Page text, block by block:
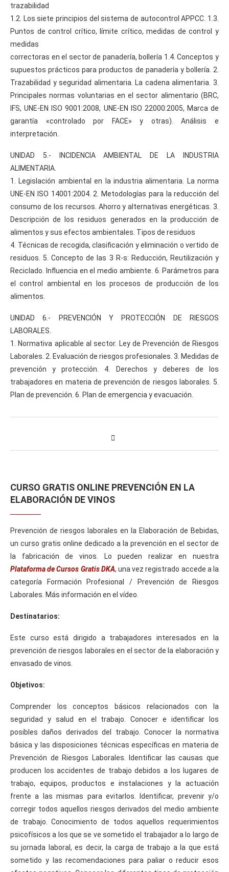
trazabilidad
1.2. Los siete principios del sistema de autocontrol APPCC. 1.3.
Puntos de control crítico, límite crítico, medidas de control y
medidas
correctoras en el sector de panadería, bollería 1.4. Conceptos y
supuestos prácticos para productos de panadería y bollería. 2.
Trazabilidad y seguridad alimentaria. La cadena alimentaria. 3.
Principales normas voluntarias en el sector alimentario (BRC,
IFS, UNE-EN ISO 9001:2008, UNE-EN ISO 22000:2005, Marca de
garantía «controlado por FACE» y otras). Análisis e
interpretación.
UNIDAD 5.- INCIDENCIA AMBIENTAL DE LA INDUSTRIA
ALIMENTARIA.
1. Legislación ambiental en la industria alimentaria. La norma
UNE-EN ISO 14001:2004. 2. Metodologías para la reducción del
consumo de los recursos. Ahorro y alternativas energéticas. 3.
Descripción de los residuos generados en la producción de
alimentos y sus efectos ambientales. Tipos de residuos
4. Técnicas de recogida, clasificación y eliminación o vertido de
residuos. 5. Concepto de las 3 R-s: Reducción, Reutilización y
Reciclado. Influencia en el medio ambiente. 6. Parámetros para
el control ambiental en los procesos de producción de los
alimentos.
UNIDAD 6.- PREVENCIÓN Y PROTECCIÓN DE RIESGOS
LABORALES.
1. Normativa aplicable al sector. Ley de Prevención de Riesgos
Laborales. 2. Evaluación de riesgos profesionales. 3. Medidas de
prevención y protección. 4. Derechos y deberes de los
trabajadores en materia de prevención de riesgos laborales. 5.
Plan de prevención. 6. Plan de emergencia y evacuación.
CURSO GRATIS ONLINE PREVENCIÓN EN LA
ELABORACIÓN DE VINOS
Prevención de riesgos laborales en la Elaboración de Bebidas,
un curso gratis online dedicado a la prevención en el sector de
la fabricación de vinos. Lo pueden realizar en nuestra
Plataforma de Cursos Gratis DKA, una vez registrado accede a la
categoría Formación Profesional / Prevención de Riesgos
Laborales. Más información en el vídeo.
Destinatarios:
Este curso está dirigido a trabajadores interesados en la
prevención de riesgos laborales en el sector de la elaboración y
envasado de vinos.
Objetivos:
Comprender los conceptos básicos relacionados con la
seguridad y salud en el trabajo. Conocer e identificar los
posibles daños derivados del trabajo. Conocer la normativa
básica y las disposiciones técnicas específicas en materia de
Prevención de Riesgos Laborales. Identificar las causas que
producen los accidentes de trabajo debidos a los lugares de
trabajo, equipos, productos e instalaciones y la actuación
frente a las mismas para evitarlos. Identificar, prevenir y/o
corregir todos aquellos riesgos derivados del medio ambiente
de trabajo. Conocimiento de todos aquellos requerimientos
psicofísicos a los que se ve sometido el trabajador a lo largo de
su jornada laboral, es decir, la carga de trabajo a la que está
sometido y las recomendaciones para paliar o reducir esos